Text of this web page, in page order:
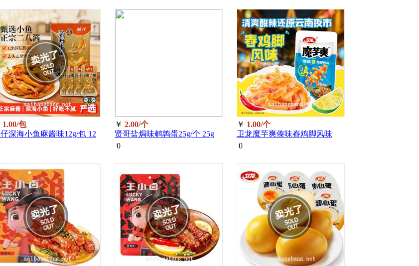
1.00/包
深海小鱼麻酱味12g/包 12
￥ 2.00/个
贤哥盐焗味鹌鹑蛋25g/个 25g
0
￥ 1.00/个
卫龙魔芋爽傣味舂鸡脚风味
15g/个 15
0